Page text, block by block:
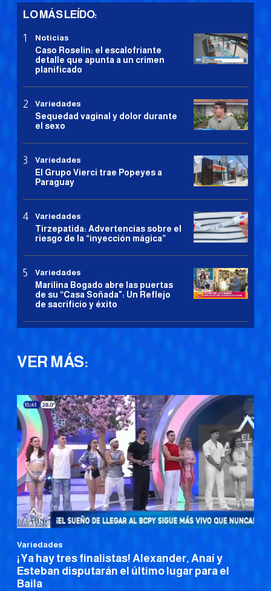
LO MÁS LEÍDO:
Noticias
Caso Roselin: el escalofriante
detalle que apunta a un crimen
planificado
Variedades
Sequedad vaginal y dolor durante
el sexo
Variedades
El Grupo Vierci trae Popeyes a
Paraguay
Variedades
Tirzepatida: Advertencias sobre el
riesgo de la “inyección mágica”
Variedades
Marilina Bogado abre las puertas
de su “Casa Soñada": Un Reflejo
de sacrificio y éxito
VER MÁS:
Variedades
¡Ya hay tres finalistas! Alexander, Anaí y
Esteban disputarán el último lugar para el
Baila